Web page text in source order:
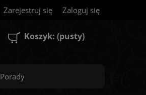
Zarejestruj się Zaloguj się
Koszyk: (pusty)
Porady